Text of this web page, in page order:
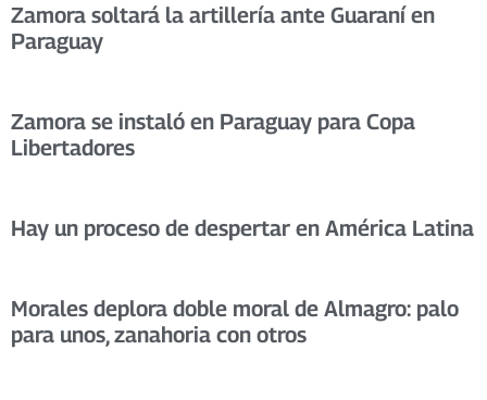
Zamora soltará la artillería ante Guaraní en
Paraguay
Zamora se instaló en Paraguay para Copa
Libertadores
Hay un proceso de despertar en América Latina
Morales deplora doble moral de Almagro: palo
para unos, zanahoria con otros